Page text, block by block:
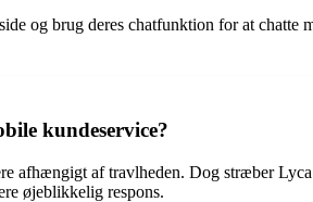
og brug deres chatfunktion for at
kundeservice?
afhængigt af travlheden. Dog stræber
øjeblikkelig respons.